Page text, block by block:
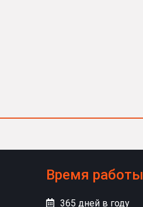
Время работы
365 дней в году